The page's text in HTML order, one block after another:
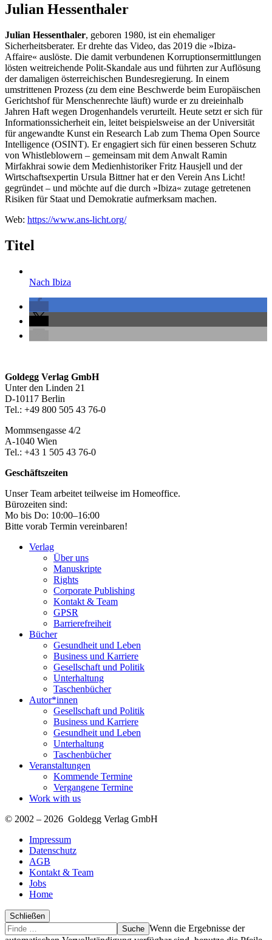
Julian Hessenthaler
Julian Hessenthaler, geboren 1980, ist ein ehemaliger
Sicherheitsberater. Er drehte das Video, das 2019 die »Ibiza-
Affaire« auslöste. Die damit verbundenen Korruptionsermittlungen
lösten weitreichende Polit-Skandale aus und führten zur Auflösung
der damaligen österreichischen Bundesregierung. In einem
umstrittenen Prozess (zu dem eine Beschwerde beim Europäischen
Gerichtshof für Menschenrechte läuft) wurde er zu dreieinhalb
Jahren Haft wegen Drogenhandels verurteilt. Heute setzt er sich für
Informationssicherheit ein, leitet beispielsweise an der Universität
für angewandte Kunst ein Research Lab zum Thema Open Source
Intelligence (OSINT). Er engagiert sich für einen besseren Schutz
von Whistleblowern – gemeinsam mit dem Anwalt Ramin
Mirfakhrai sowie dem Medienhistoriker Fritz Hausjell und der
Wirtschaftsexpertin Ursula Bittner hat er den Verein Ans Licht!
gegründet – und möchte auf die durch »Ibiza« zutage getretenen
Risiken für Staat und Demokratie aufmerksam machen.
Web: https://www.ans-licht.org/
Titel
Nach Ibiza
Footer-
Section
Goldegg Verlag GmbH
Unter den Linden 21
D-10117 Berlin
Tel.: +49 800 505 43 76-0
Mommsengasse 4/2
A-1040 Wien
Tel.: +43 1 505 43 76-0
Geschäftszeiten
Unser Team arbeitet teilweise im Homeoffice.
Bürozeiten sind:
Mo bis Do: 10:00–16:00
Bitte vorab Termin vereinbaren!
Verlag
Über uns
Manuskripte
Rights
Corporate Publishing
Kontakt & Team
GPSR
Barrierefreiheit
Bücher
Gesundheit und Leben
Business und Karriere
Gesellschaft und Politik
Unterhaltung
Taschenbücher
Autor*innen
Gesellschaft und Politik
Business und Karriere
Gesundheit und Leben
Unterhaltung
Taschenbücher
Veranstaltungen
Kommende Termine
Vergangene Termine
Work with us
© 2002 – 2026 Goldegg Verlag GmbH
Impressum
Datenschutz
AGB
Kontakt & Team
Jobs
Home
Schließen
Suche
Finde
…
Wenn die Ergebnisse der